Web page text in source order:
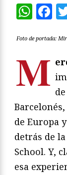
Foto de portada:
M
de Europa
detrás de
School. Y,
esa